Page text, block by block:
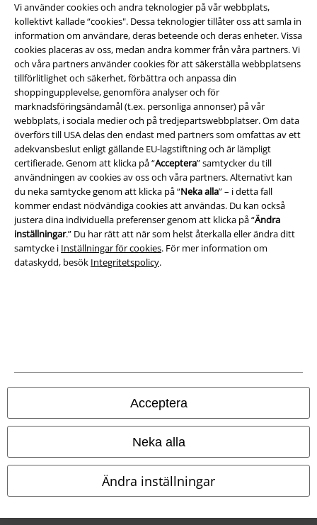
Vi använder cookies och andra teknologier på vår webbplats,
kollektivt kallade “cookies". Dessa teknologier tillåter oss att samla in
information om användare, deras beteende och deras enheter. Vissa
cookies placeras av oss, medan andra kommer från våra partners. Vi
och våra partners använder cookies för att säkerställa webbplatsens
tillförlitlighet och säkerhet, förbättra och anpassa din
shoppingupplevelse, genomföra analyser och för
marknadsföringsändamål (t.ex. personliga annonser) på vår
webbplats, i sociala medier och på tredjepartswebbplatser. Om data
överförs till USA delas den endast med partners som omfattas av ett
adekvansbeslut enligt gällande EU-lagstiftning och är lämpligt
certifierade. Genom att klicka på “Acceptera” samtycker du till
användningen av cookies av oss och våra partners. Alternativt kan
du neka samtycke genom att klicka på “Neka alla” – i detta fall
kommer endast nödvändiga cookies att användas. Du kan också
justera dina individuella preferenser genom att klicka på “Ändra
inställningar.” Du har rätt att när som helst återkalla eller ändra ditt
samtycke i Inställningar för cookies. För mer information om
dataskydd, besök Integritetspolicy.
Acceptera
Neka alla
Ändra inställningar
Juridisk information/Villkor
Villkor
Om oss
Ladda ner villkoren
Avfallshantering och miljöskydd
Försäkran om överensstämmelse
© 1986-2026 E.M.P. Merchandising HGmbH
Våra onlinebutiker